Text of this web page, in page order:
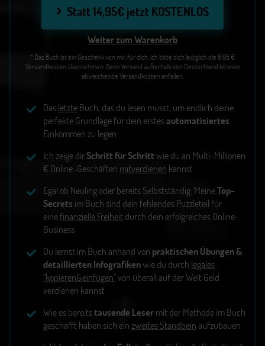
Statt 14,95€ jetzt KOSTENLOS
Weiter zum Warenkorb
* Das Buch ist ein Geschenk von mir, für dich, ich bitte dich lediglich die 6,95 €
Versandkosten übernehmen. Beim Versand außerhalb von Deutschland können
abweichende Versandkosten anfallen.
DasletzteBuch, das du lesen musst, um endlich deine
perfekte Grundlage für dein erstesautomatisiertes
Einkommen zu legen
Ich zeige dirSchritt für Schrittwie du an Multi-Millionen
€ Online-Geschäften mitverdienen kannst
Egal ob Neuling oder bereits Selbstständig: MeineTop-
Secrets im Buch sind dein fehlendes Puzzleteil für
einefinanzielle Freiheit durch dein erfolgreiches Online-
Business
Du lernst im Buch anhand von praktischen Übungen &
detaillierten Infografikenwie du durch legales
"kopieren&einfügen"von überall auf der Welt Geld
verdienen kannst
Wie es bereitstausende Lesermit der Methode im Buch
geschafft haben sich einzweites Standbeinaufzubauen